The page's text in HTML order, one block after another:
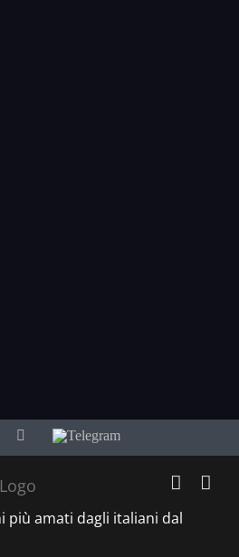
YouTubeTelegram
più amati dagli italiani dal